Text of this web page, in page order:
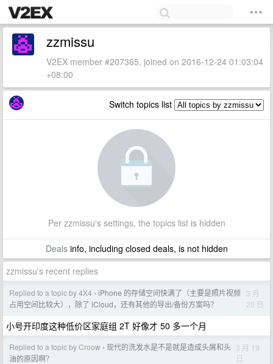
zzmissu
V2EX member #207365, joined on 2016-12-24 01:03:04
+08:00
Switch topics list
Per zzmissu's settings, the topics list is hidden
Dealsinfo, including closed deals, is not hidden
zzmissu's recent replies
Replied to a topic by 4X4 › iPhone 的存储空间快满了（主要是照片视频
占用空间比较大），除了 iCloud，还有其他的导出/备份方案吗？
3 月
20 日
小号开印度这种低价区家庭组 2T 好像才 50 多一个月
Replied to a topic by Croow › 现代的洗发水是不是就是造成头屑和头
油的原因啊？
3 月 19
日